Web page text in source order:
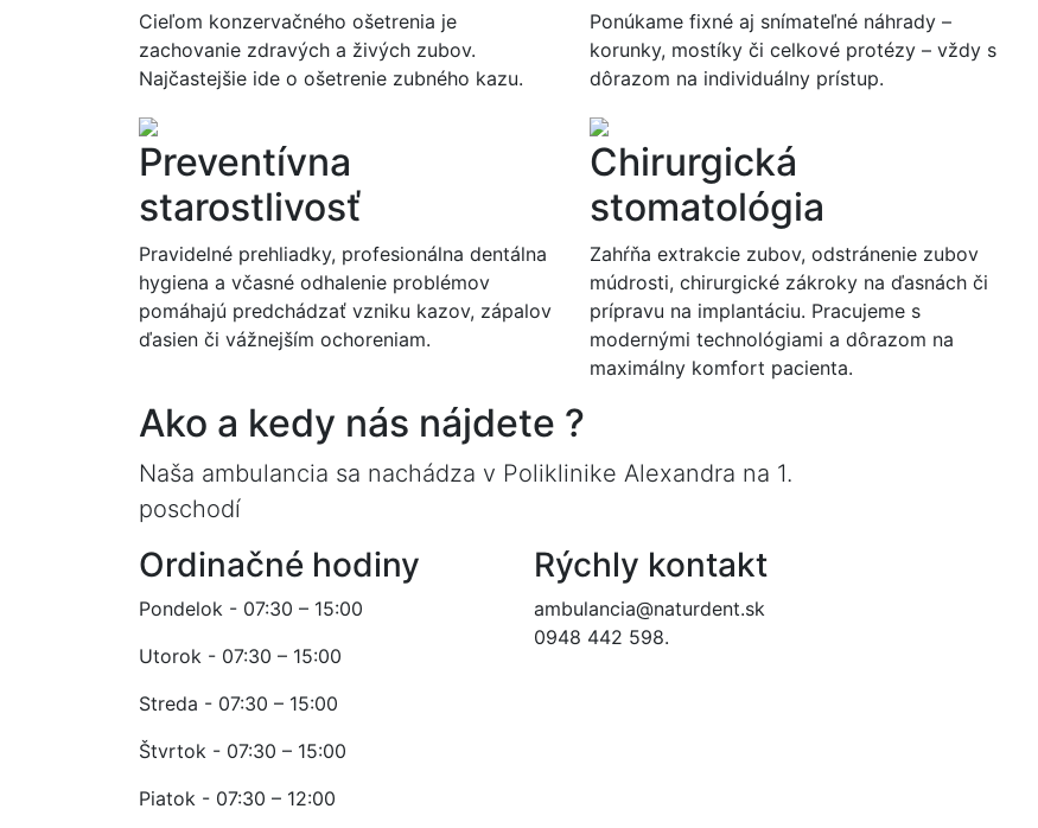
Cieľom konzervačného ošetrenia je
zachovanie zdravých a živých zubov.
Najčastejšie ide o ošetrenie zubného kazu.
Ponúkame fixné aj snímateľné náhrady –
korunky, mostíky či celkové protézy – vždy s
dôrazom na individuálny prístup.
Preventívna
starostlivosť
Pravidelné prehliadky, profesionálna dentálna
hygiena a včasné odhalenie problémov
pomáhajú predchádzať vzniku kazov, zápalov
ďasien či vážnejším ochoreniam.
Chirurgická
stomatológia
Zahŕňa extrakcie zubov, odstránenie zubov
múdrosti, chirurgické zákroky na ďasnách či
prípravu na implantáciu. Pracujeme s
modernými technológiami a dôrazom na
maximálny komfort pacienta.
Ako a kedy nás nájdete ?
Naša ambulancia sa nachádza v Poliklinike Alexandra na 1.
poschodí
Ordinačné hodiny
Pondelok - 07:30 – 15:00
Utorok - 07:30 – 15:00
Streda - 07:30 – 15:00
Štvrtok - 07:30 – 15:00
Piatok - 07:30 – 12:00
Rýchly kontakt
ambulancia@naturdent.sk
0948 442 598.